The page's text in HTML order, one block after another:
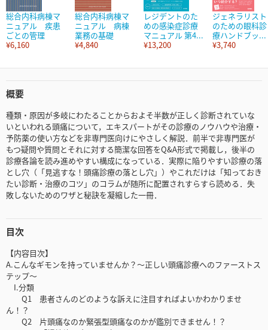
総合内科病棟マ
ニュアル 疾患
ごとの管理
¥6,160
総合内科病棟マ
ニュアル 病棟
業務の基礎
¥4,840
レジデントのた
めの感染症診療
マニュアル 第4...
¥13,200
ジェネラリスト
のための眼科診
療ハンドブッ...
¥3,740
概要
種類・原因が多岐にわたることからおよそ半数が正しく診断されていな
いといわれる頭痛について，エキスパートがその診療のノウハウや治療・
予防薬の使い方などを非専門医向けにやさしく解説．前半で非専門医が
もつ疑問や質問とそれに対する簡潔な回答をQ&A形式で掲載し，後半の
診療各論を読み進めやすい構成になっている．実際に陥りやすい診療の落
とし穴（「見逃すな！頭痛診療の落とし穴」）やこれだけは「知っておき
たい診断・治療のコツ」のコラムが随所に配置されすらすら読める．失
敗しないためのワザと秘訣を凝縮した一冊．
目次
【内容目次】
A.こんなギモンを持っていませんか？～正しい頭痛診療へのファーストス
テップ～
I.分類
Q1 患者さんのどのような訴えに注目すればよいかわかりませ
ん！？
Q2 片頭痛なのか緊張型頭痛なのかが鑑別できません！？